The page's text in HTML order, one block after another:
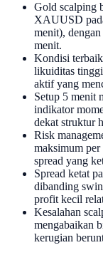
Gold scalping
XAUUSD
menit),
menit.
Kondisi
likuiditas
aktif yang
Setup 5 menit
indikator
dekat struktur
Risk
maksimum per
spread yang
Spread ketat
dibanding
profit kecil
Kesalahan
mengabaikan
kerugian